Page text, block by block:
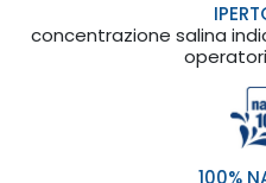
concentrazione salina
100%